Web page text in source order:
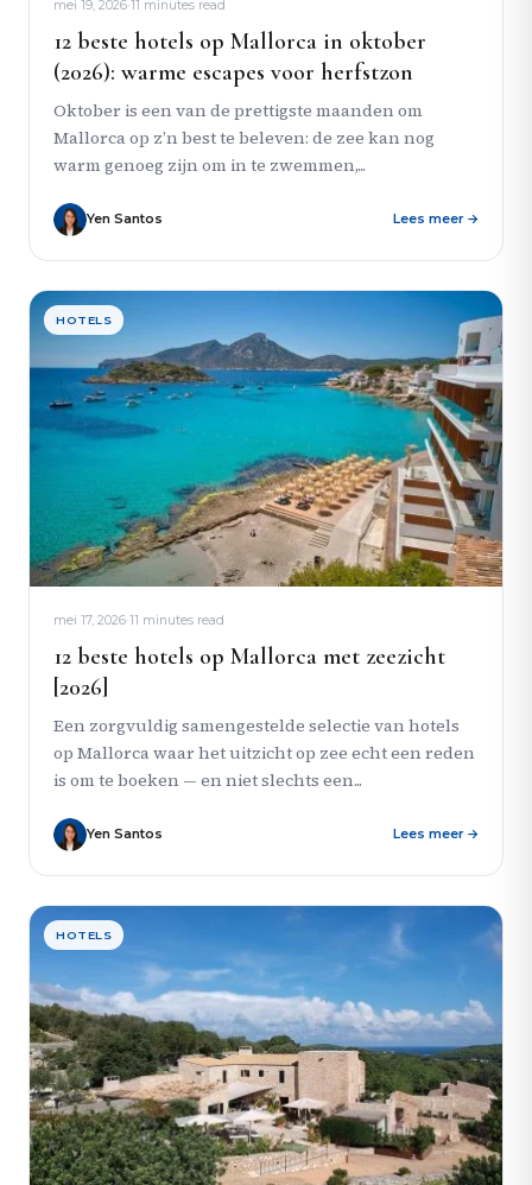
mei 19, 2026·11 minutes read
12 beste hotels op Mallorca in oktober
(2026): warme escapes voor herfstzon
Oktober is een van de prettigste maanden om
Mallorca op z’n best te beleven: de zee kan nog
warm genoeg zijn om in te zwemmen,...
Yen Santos Lees meer →
HOTELS
mei 17, 2026·11 minutes read
12 beste hotels op Mallorca met zeezicht
[2026]
Een zorgvuldig samengestelde selectie van hotels
op Mallorca waar het uitzicht op zee echt een reden
is om te boeken — en niet slechts een...
Yen Santos Lees meer →
HOTELS